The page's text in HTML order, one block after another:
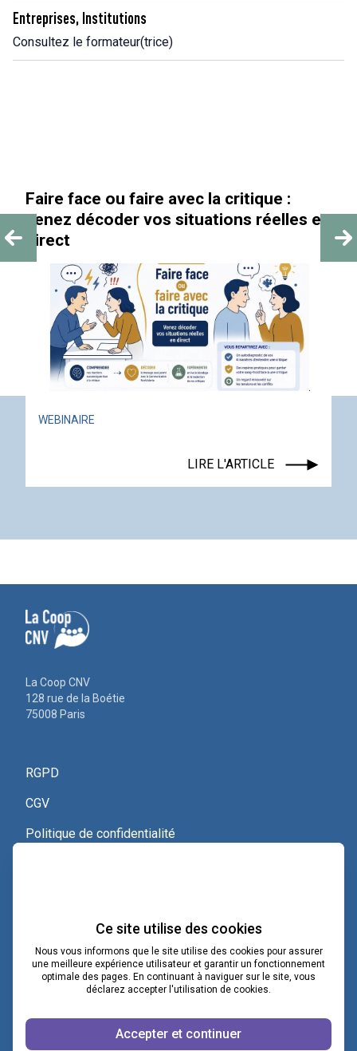
Entreprises, Institutions
Consultez le formateur(trice)
Faire face ou faire avec la critique :
venez décoder vos situations réelles en
direct
WEBINAIRE
LIRE L'ARTICLE
La Coop CNV
128 rue de la Boétie
75008 Paris
RGPD
CGV
Politique de confidentialité
Voir le certificat Qualiopi
contact@lacoopcnv.com
La page Linkedin de La Coop CNV
Ce site utilise des cookies
Nous vous informons que le site utilise des cookies pour assurer
une meilleure expérience utilisateur et garantir un fonctionnement
optimale des pages. En continuant à naviguer sur le site, vous
déclarez accepter l'utilisation de cookies.
Accepter et continuer